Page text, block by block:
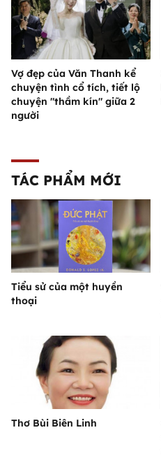
Vợ đẹp của Văn Thanh kể
chuyện tình cổ tích, tiết lộ
chuyện "thầm kín" giữa 2
người
TÁC PHẨM MỚI
Tiểu sử của một huyền
thoại
Thơ Bùi Biên Linh